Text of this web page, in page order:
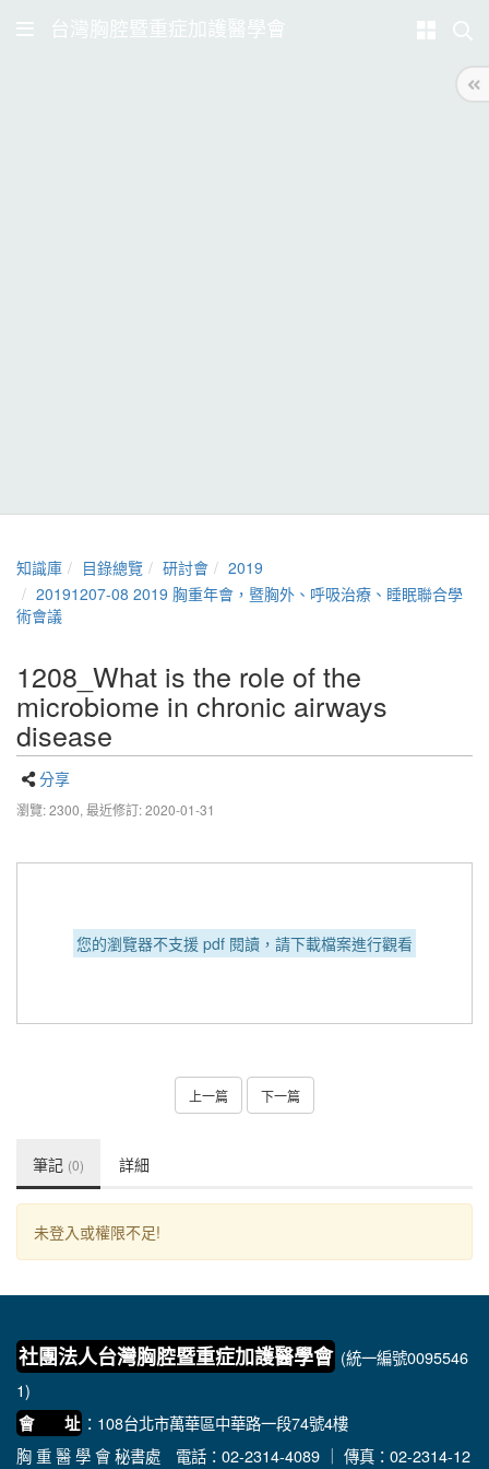
台灣胸腔暨重症加護醫學會
知識庫 目錄總覽 研討會
2019
20191207-08 2019 胸重年會，暨胸外、呼吸治療、睡眠聯合學
術會議
1208_What is the role of the
microbiome in chronic airways
disease
分享
瀏覽: 2300, 最近修訂: 2020-01-31
您的瀏覽器不支援 pdf 閱讀，請下載檔案進行觀看
上一篇 下一篇
筆記 (0) 詳細
未登入或權限不足!
社團法人台灣胸腔暨重症加護醫學會 (統一編號0095546
1)
會 址 ：108台北市萬華區中華路一段74號4樓
胸 重 醫 學 會 秘書處 電話：02-2314-4089 ｜ 傳真：02-2314-12